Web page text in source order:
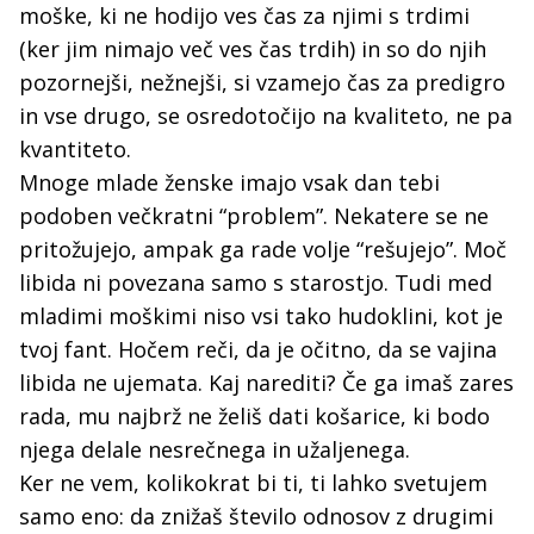
moške, ki ne hodijo ves čas za njimi s trdimi
(ker jim nimajo več ves čas trdih) in so do njih
pozornejši, nežnejši, si vzamejo čas za predigro
in vse drugo, se osredotočijo na kvaliteto, ne pa
kvantiteto.
Mnoge mlade ženske imajo vsak dan tebi
podoben večkratni “problem”. Nekatere se ne
pritožujejo, ampak ga rade volje “rešujejo”. Moč
libida ni povezana samo s starostjo. Tudi med
mladimi moškimi niso vsi tako hudoklini, kot je
tvoj fant. Hočem reči, da je očitno, da se vajina
libida ne ujemata. Kaj narediti? Če ga imaš zares
rada, mu najbrž ne želiš dati košarice, ki bodo
njega delale nesrečnega in užaljenega.
Ker ne vem, kolikokrat bi ti, ti lahko svetujem
samo eno: da znižaš število odnosov z drugimi